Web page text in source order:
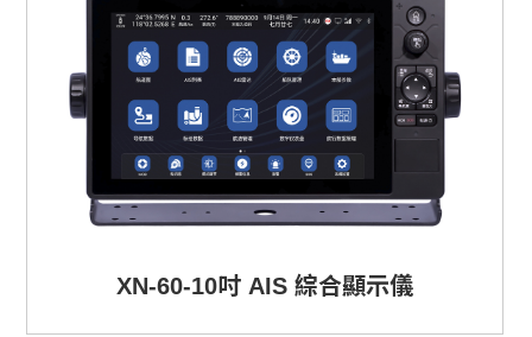
XN-60-10吋 AIS 綜合顯示儀